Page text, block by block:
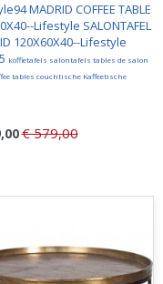
MADRID COFFEE TABLE
Lifestyle SALONTAFEL
120X60X40--Lifestyle
koffietafels salontafels tables de salon
tables couchtische Kaffeetische
€ 579,00